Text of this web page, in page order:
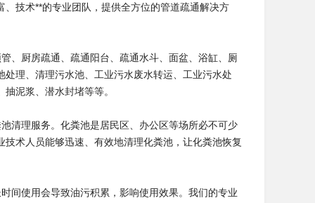
技术**的专业团队，提供全方位的管道疏通解决方
、厨房疏通、疏通阳台、疏通水斗、面盆、浴缸、厕
理、清理污水池、工业污水废水转运、工业污水处
泥浆、潜水封堵等等。
清理服务。化粪池是居民区、办公区等场所必不可少
术人员能够迅速、有效地清理化粪池，让化粪池恢复
间使用会导致油污积累，影响使用效果。我们的专业